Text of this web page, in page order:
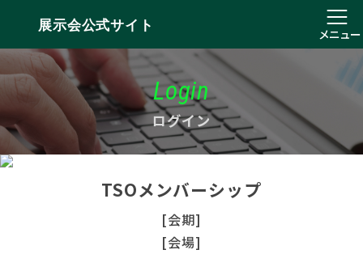
展示会公式サイト
メニュー
Login
ログイン
TSOメンバーシップ
[会期]
[会場]